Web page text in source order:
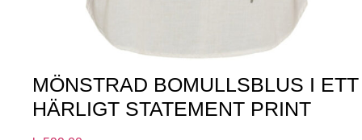
MÖNSTRAD BOMULLSBLUS I ETT
HÄRLIGT STATEMENT PRINT